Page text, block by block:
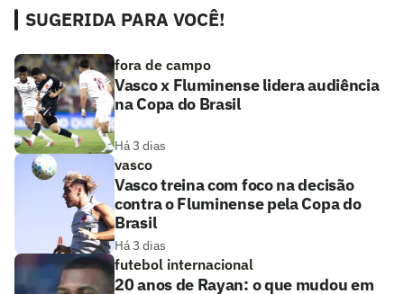
SUGERIDA PARA VOCÊ!
fora de campo
Vasco x Fluminense lidera audiência
na Copa do Brasil
Há 3 dias
vasco
Vasco treina com foco na decisão
contra o Fluminense pela Copa do
Brasil
Há 3 dias
futebol internacional
20 anos de Rayan: o que mudou em